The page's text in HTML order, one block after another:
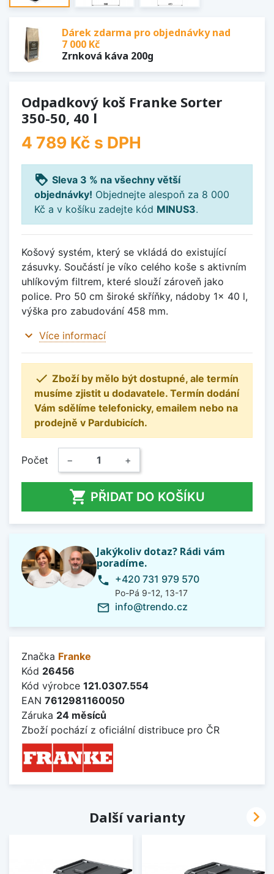
Dárek zdarma pro objednávky nad
7 000 Kč
Zrnková káva 200g
Odpadkový koš Franke Sorter
350-50, 40 l
4 789 Kč s DPH
loyalty Sleva 3 % na všechny větší
objednávky! Objednejte alespoň za 8 000
Kč a v košíku zadejte kód MINUS3.
Košový systém, který se vkládá do existující
zásuvky. Součástí je víko celého koše s aktivním
uhlíkovým filtrem, které slouží zároveň jako
police. Pro 50 cm široké skříňky, nádoby 1x 40 l,
výška pro zabudování 458 mm.
expand_more Více informací
 Zboží by mělo být dostupné, ale termín
musíme zjistit u dodavatele. Termín dodání
Vám sdělíme telefonicky, emailem nebo na
prodejně v Pardubicích.
Počet − +
 PŘIDAT DO KOŠÍKU
Jakýkoliv dotaz? Rádi vám
poradíme.
phone +420 731 979 570
Po-Pá 9-12, 13-17
mail_outline info@trendo.cz
Značka Franke
Kód 26456
Kód výrobce 121.0307.554
EAN 7612981160050
Záruka 24 měsíců
Zboží pochází z oficiální distribuce pro ČR
Další varianty 